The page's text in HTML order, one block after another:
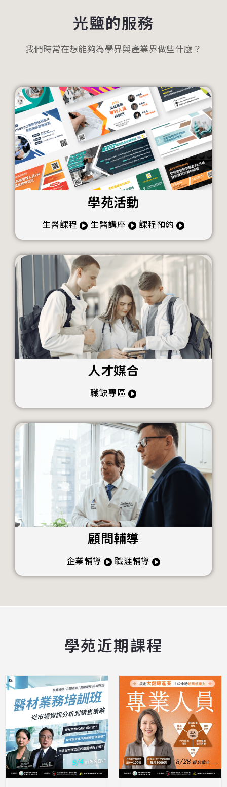
光鹽的服務
我們時常在想能夠為學界與產業界做些什麼？
學苑活動
生醫課程 生醫講座 課程預約
人才媒合
職缺專區
顧問輔導
企業輔導 職涯輔導
學苑近期課程